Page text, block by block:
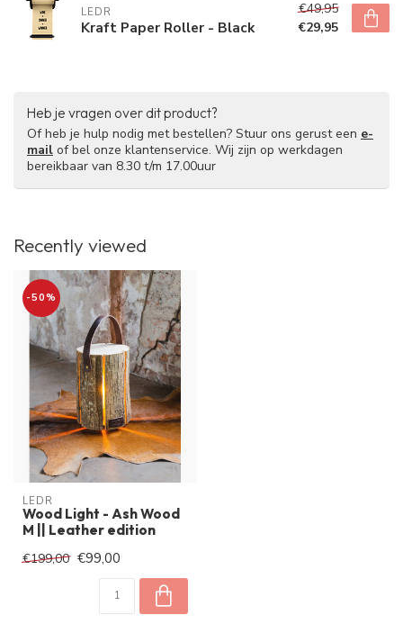
LEDR
Kraft Paper Roller - Black
€49,95
€29,95
Heb je vragen over dit product?
Of heb je hulp nodig met bestellen? Stuur ons gerust een e-
mail of bel onze klantenservice. Wij zijn op werkdagen
bereikbaar van 8.30 t/m 17.00uur
Recently viewed
-50%
LEDR
Wood Light - Ash Wood
M || Leather edition
€199,00 €99,00